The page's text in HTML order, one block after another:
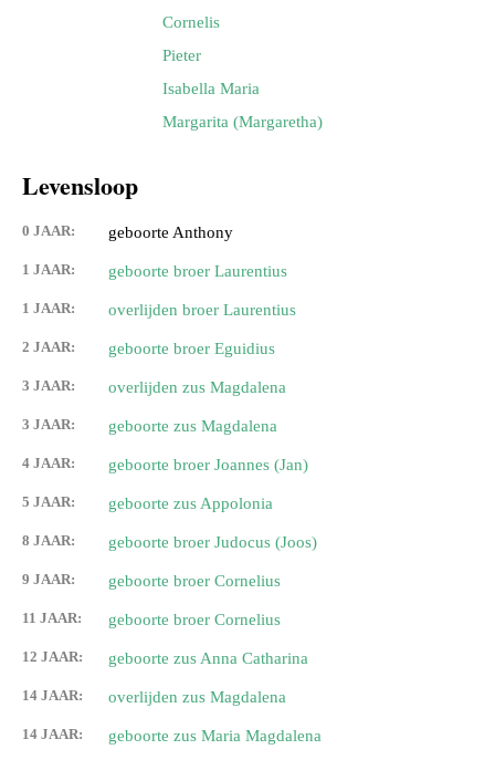
Cornelis
Pieter
Isabella Maria
Margarita (Margaretha)
Levensloop
0 JAAR: geboorte Anthony
1 JAAR: geboorte broer Laurentius
1 JAAR: overlijden broer Laurentius
2 JAAR: geboorte broer Eguidius
3 JAAR: overlijden zus Magdalena
3 JAAR: geboorte zus Magdalena
4 JAAR: geboorte broer Joannes (Jan)
5 JAAR: geboorte zus Appolonia
8 JAAR: geboorte broer Judocus (Joos)
9 JAAR: geboorte broer Cornelius
11 JAAR: geboorte broer Cornelius
12 JAAR: geboorte zus Anna Catharina
14 JAAR: overlijden zus Magdalena
14 JAAR: geboorte zus Maria Magdalena